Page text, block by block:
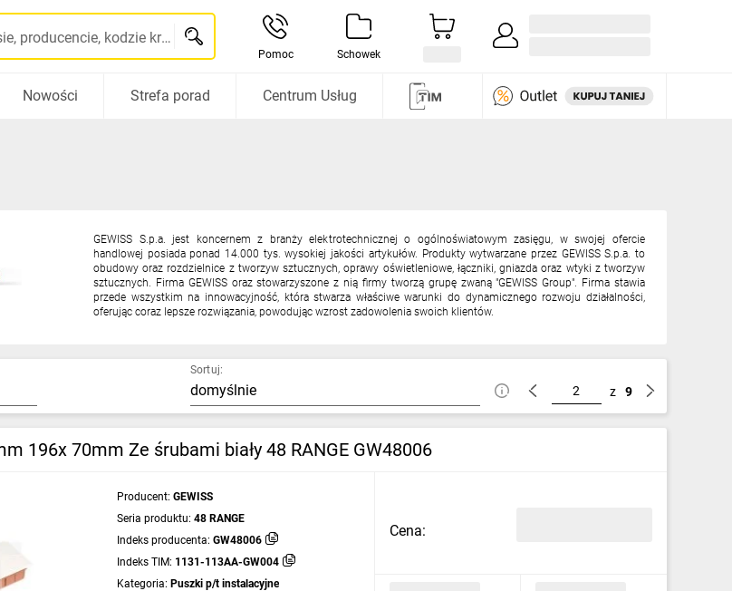
Szukaj po nazwie, indeksie, producencie, kodzie kreskowym...
Pomoc Schowek
Nowości Strefa porad Centrum Usług
GEWISS S.p.a. jest koncernem z branży elektrotechnicznej o ogólnoświatowym zasięgu, w swojej ofercie
handlowej posiada ponad 14.000 tys. wysokiej jakości artykułów. Produkty wytwarzane przez GEWISS S.p.a. to
obudowy oraz rozdzielnice z tworzyw sztucznych, oprawy oświetleniowe, łączniki, gniazda oraz wtyki z tworzyw
sztucznych. Firma GEWISS oraz stowarzyszone z nią firmy tworzą grupę zwaną "GEWISS Group". Firma stawia
przede wszystkim na innowacyjność, która stwarza właściwe warunki do dynamicznego rozwoju działalności,
oferując coraz lepsze rozwiązania, powodując wzrost zadowolenia swoich klientów.
Sortuj:
z 9
196x 70mm Ze śrubami biały 48 RANGE GW48006
Producent: GEWISS
Seria produktu: 48 RANGE
Indeks producenta: GW48006
Indeks TIM: 1131-113AA-GW004
Kategoria: Puszki p/t instalacyjne
Cena: